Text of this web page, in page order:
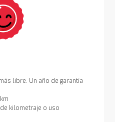
libre. Un año de garantía
kilometraje o uso